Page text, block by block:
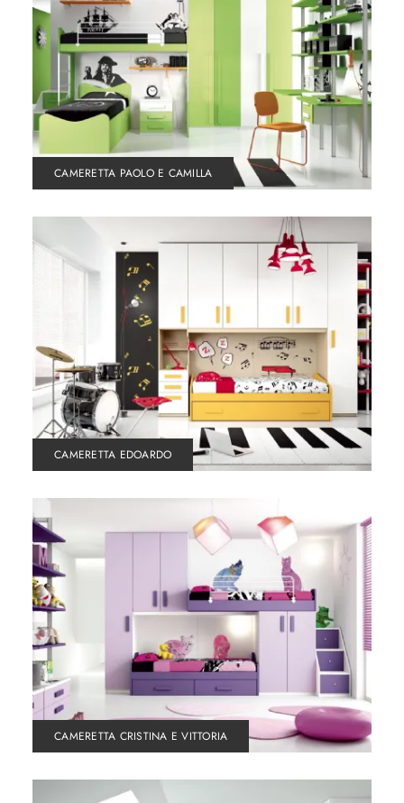
CAMERETTA PAOLO E CAMILLA
CAMERETTA EDOARDO
CAMERETTA CRISTINA E VITTORIA